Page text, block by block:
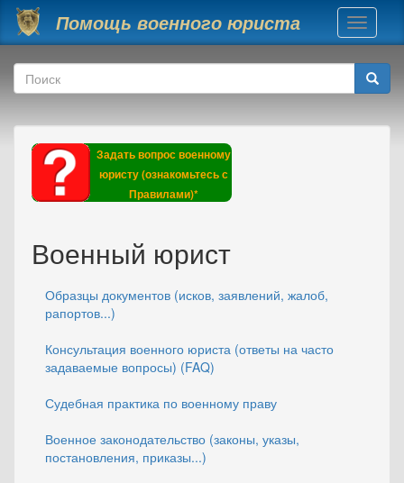
Перейти к основному содержанию
Помощь военного юриста
Toggle
Форма поиска
Поиск
Задать вопрос военному
юристу (ознакомьтесь с
Правилами)*
Военный юрист
Образцы документов (исков, заявлений, жалоб,
рапортов...)
Консультация военного юриста (ответы на часто
задаваемые вопросы) (FAQ)
Судебная практика по военному праву
Военное законодательство (законы, указы,
постановления, приказы...)